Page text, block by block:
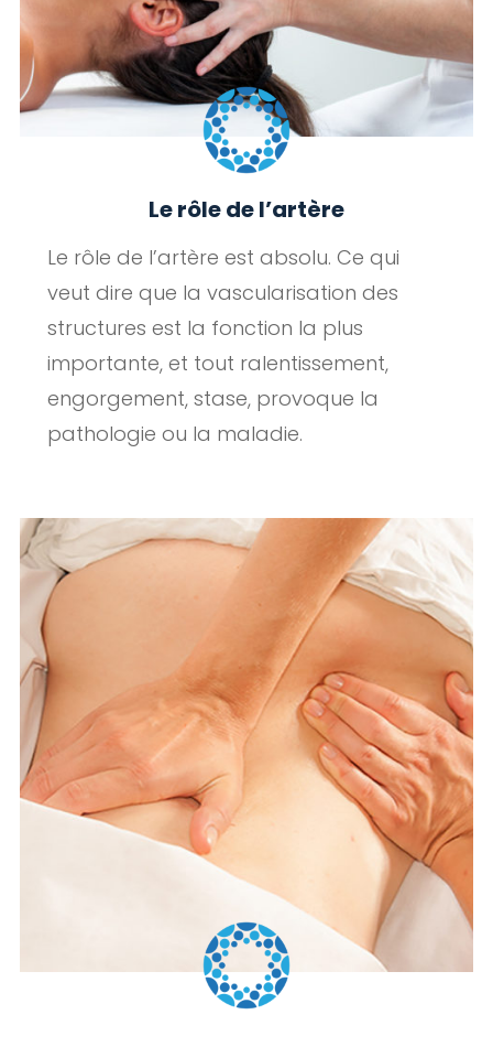
Le rôle de l’artère
Le rôle de l’artère est absolu. Ce qui
veut dire que la vascularisation des
structures est la fonction la plus
importante, et tout ralentissement,
engorgement, stase, provoque la
pathologie ou la maladie.